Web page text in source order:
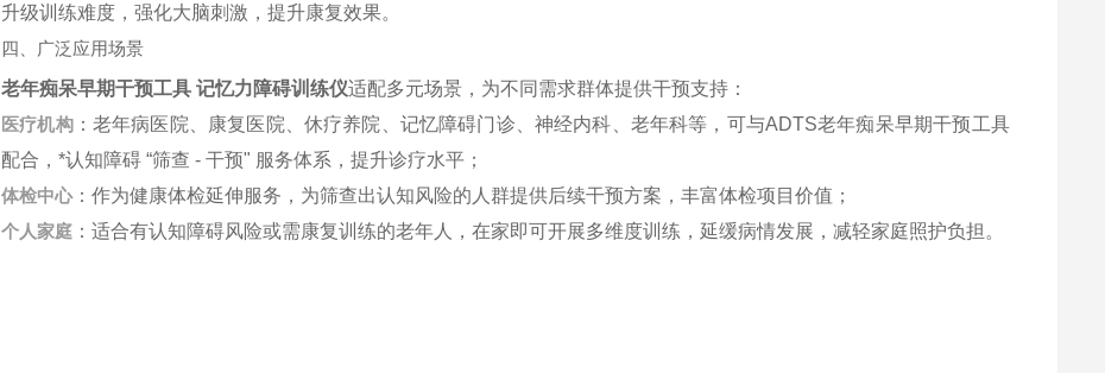
升级训练难度，强化大脑刺激，提升康复效果。
四、广泛应用场景
老年痴呆早期干预工具 记忆力障碍训练仪适配多元场景，为不同需求群体提供干预支持：
医疗机构：老年病医院、康复医院、休疗养院、记忆障碍门诊、神经内科、老年科等，可与ADTS老年痴呆早期干预工具
配合，*认知障碍 “筛查 - 干预" 服务体系，提升诊疗水平；
体检中心：作为健康体检延伸服务，为筛查出认知风险的人群提供后续干预方案，丰富体检项目价值；
个人家庭 ：适合有认知障碍风险或需康复训练的老年人，在家即可开展多维度训练，延缓病情发展，减轻家庭照护负担。